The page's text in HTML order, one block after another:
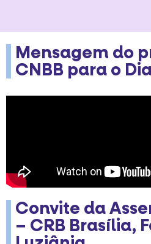
Mensagem do
CNBB para o
Convite da
– CRB Brasília,